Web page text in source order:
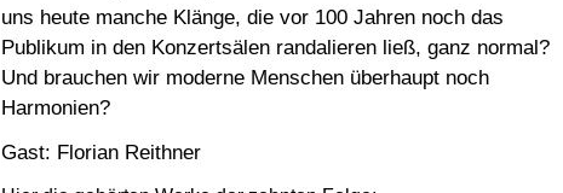
uns heute manche Klänge, die vor 100 Jahren noch das
Publikum in den Konzertsälen randalieren ließ, ganz normal?
Und brauchen wir moderne Menschen überhaupt noch
Harmonien?
Gast: Florian Reithner